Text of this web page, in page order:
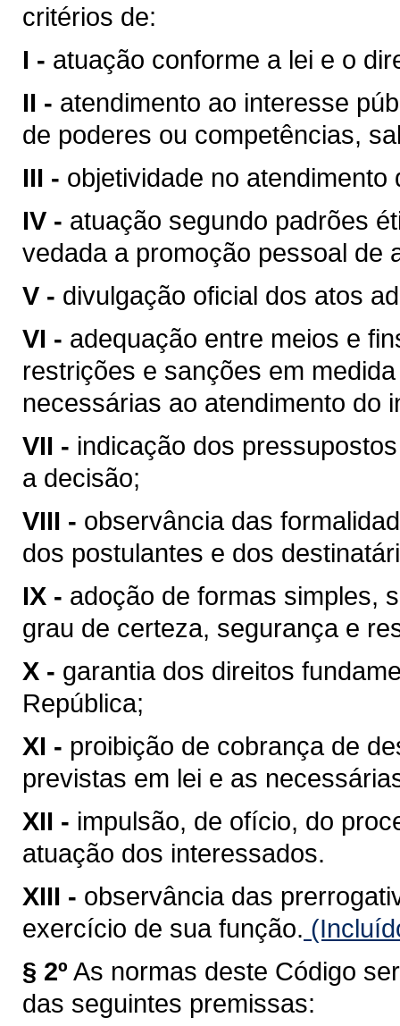
critérios de:
I - atuação conforme a lei e o
II - atendimento ao interesse
de poderes ou competências,
III - objetividade no atendimento
IV - atuação segundo padrões
vedada a promoção pessoal de
V - divulgação oficial dos atos
VI - adequação entre meios e
restrições e sanções em
necessárias ao atendimento do
VII - indicação dos
a decisão;
VIII - observância das
dos postulantes e dos
IX - adoção de formas simples,
grau de certeza, segurança e
X - garantia dos direitos
República;
XI - proibição de cobrança de
previstas em lei e as
XII - impulsão, de ofício, do
atuação dos interessados.
XIII - observância das
exercício de sua função.
§ 2º As normas deste Código
das seguintes premissas: